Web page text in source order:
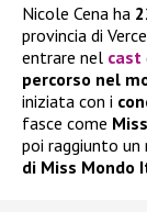
Nicole Cena ha
provincia di
entrare nel cast
percorso nel
iniziata con i
fasce come
poi raggiunto
di Miss Mondo